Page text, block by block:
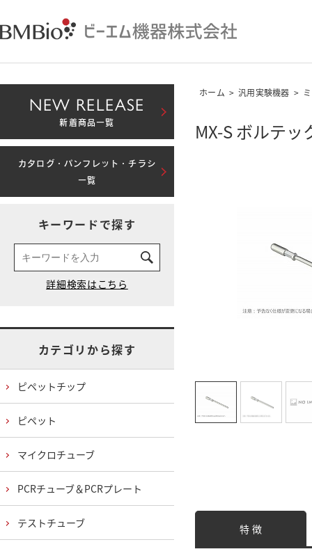
ホーム > 汎用実験機器 >
MX-S ボルテ
特 徴
NEW RELEASE
新着商品一覧
カタログ・パンフレット・チラシ
一覧
キーワードで探す
カテゴリから探す
ピペットチップ
ピペット
マイクロチューブ
PCRチューブ＆PCRプレート
テストチューブ